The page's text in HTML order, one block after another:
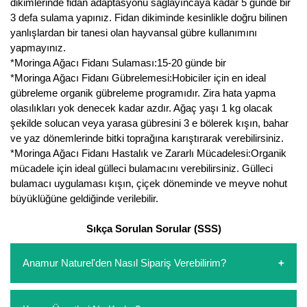
dikimlerinde fidan adaptasyonu sağlayıncaya kadar 5 günde bir
3 defa sulama yapınız. Fidan dikiminde kesinlikle doğru bilinen
yanlışlardan bir tanesi olan hayvansal gübre kullanımını
yapmayınız.
*Moringa Ağacı Fidanı Sulaması:15-20 günde bir
*Moringa Ağacı Fidanı Gübrelemesi:Hobiciler için en ideal
gübreleme organik gübreleme programıdır. Zira hata yapma
olasılıkları yok denecek kadar azdır. Ağaç yaşı 1 kg olacak
şekilde solucan veya yarasa gübresini 3 e bölerek kışın, bahar
ve yaz dönemlerinde bitki toprağına karıştırarak verebilirsiniz.
*Moringa Ağacı Fidanı Hastalık ve Zararlı Mücadelesi:Organik
mücadele için ideal gülleci bulamacını verebilirsiniz. Gülleci
bulamacı uygulaması kışın, çiçek döneminde ve meyve nohut
büyüklüğüne geldiğinde verilebilir.
Sıkça Sorulan Sorular (SSS)
Anamur Naturel'den Nasıl Sipariş Verebilirim?
Yaban Mersini Fidanı
Zeytin Fidanı